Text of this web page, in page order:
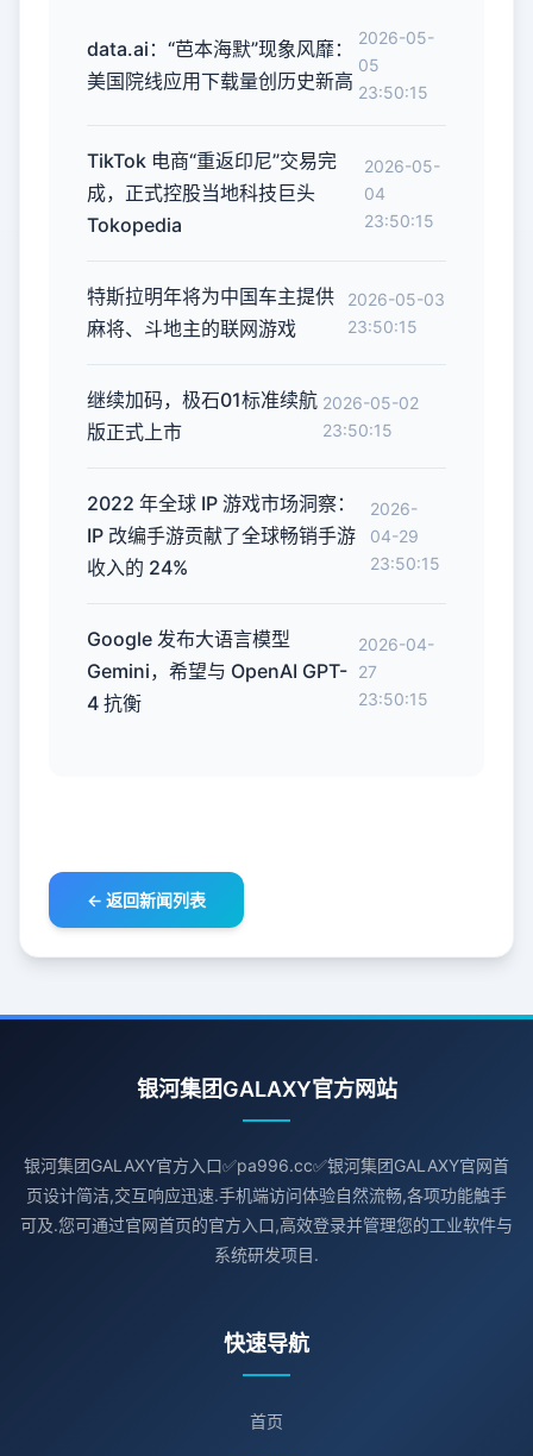
data.ai：“芭本海默”现象风靡：
美国院线应用下载量创历史新高
2026-05-
05
23:50:15
TikTok 电商“重返印尼”交易完
成，正式控股当地科技巨头
Tokopedia
2026-05-
04
23:50:15
特斯拉明年将为中国车主提供
麻将、斗地主的联网游戏
2026-05-03
23:50:15
继续加码，极石01标准续航
版正式上市
2026-05-02
23:50:15
2022 年全球 IP 游戏市场洞察：
IP 改编手游贡献了全球畅销手游
收入的 24%
2026-
04-29
23:50:15
Google 发布大语言模型
Gemini，希望与 OpenAI GPT-
4 抗衡
2026-04-
27
23:50:15
← 返回新闻列表
银河集团GALAXY官方网站
银河集团GALAXY官方入口✅pa996.cc✅银河集团GALAXY官网首
页设计简洁,交互响应迅速.手机端访问体验自然流畅,各项功能触手
可及.您可通过官网首页的官方入口,高效登录并管理您的工业软件与
系统研发项目.
快速导航
首页